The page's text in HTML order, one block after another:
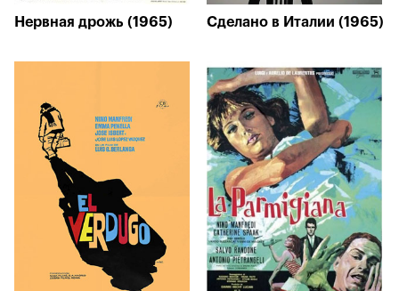
Нервная дрожь (1965) Сделано в Италии (1965)